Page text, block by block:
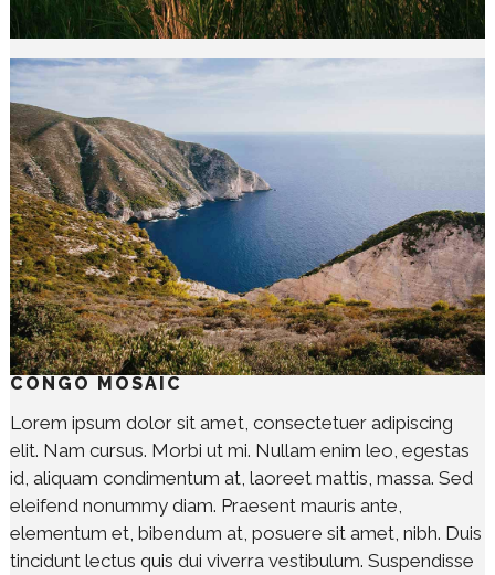
CONGO MOSAIC
Lorem ipsum dolor sit amet, consectetuer adipiscing
elit. Nam cursus. Morbi ut mi. Nullam enim leo, egestas
id, aliquam condimentum at, laoreet mattis, massa. Sed
eleifend nonummy diam. Praesent mauris ante,
elementum et, bibendum at, posuere sit amet, nibh. Duis
tincidunt lectus quis dui viverra vestibulum. Suspendisse